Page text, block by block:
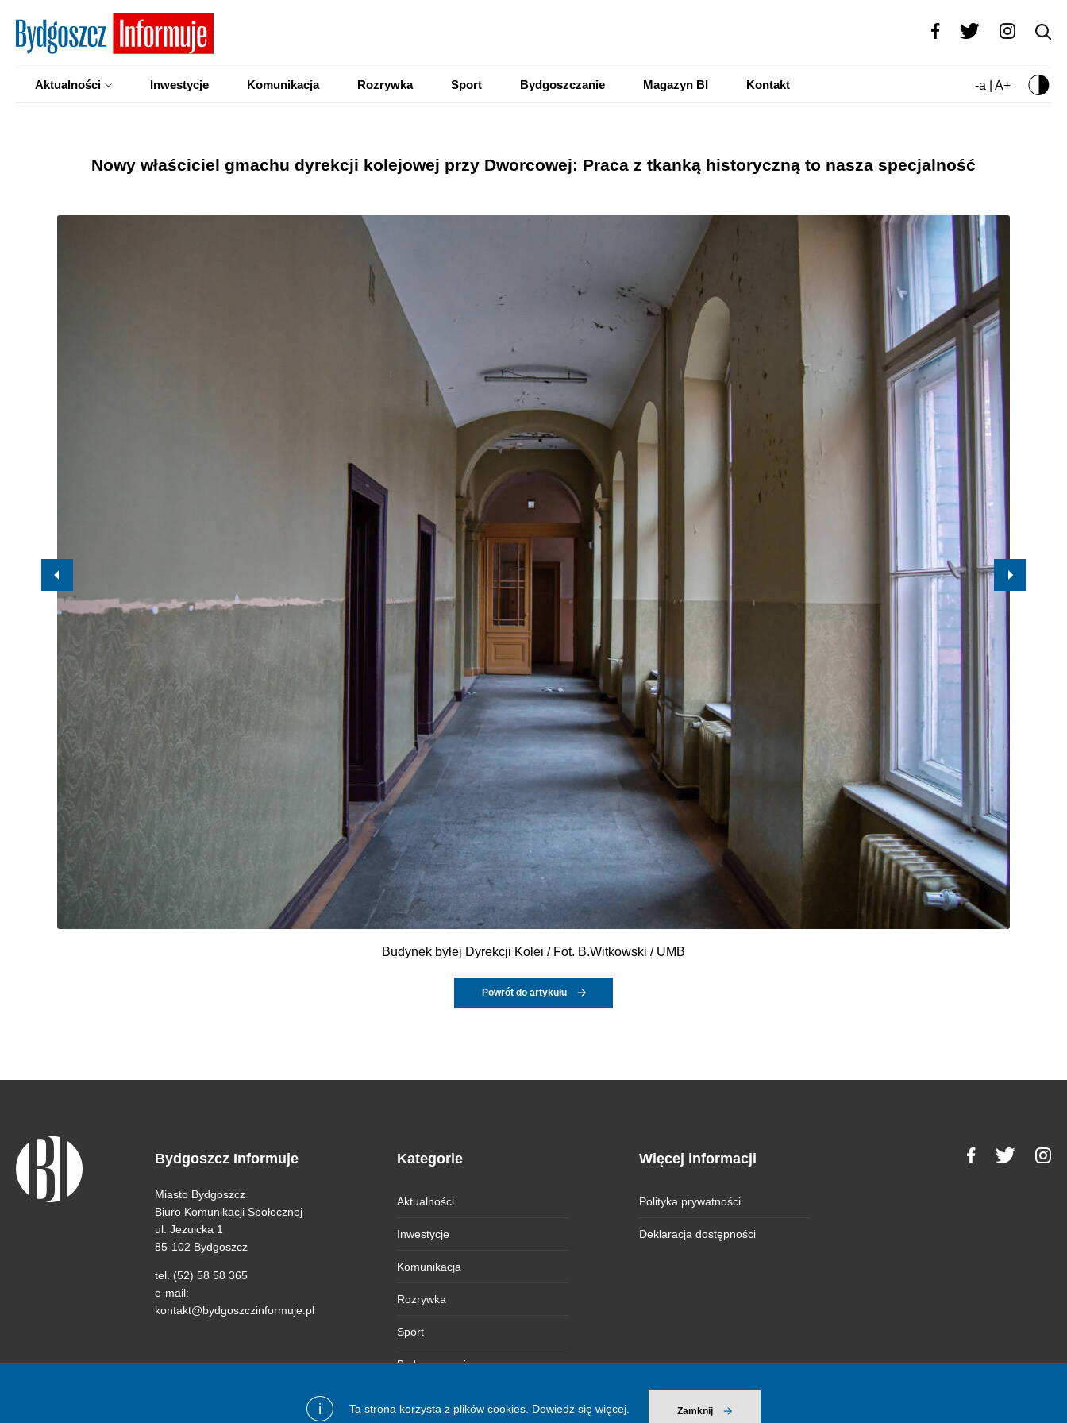
i Ta strona korzysta z plików cookies. Dowiedz się więcej. Zamknij
Aktualności Inwestycje Komunikacja Rozrywka Sport Bydgoszczanie Magazyn BI Kontakt -a | A+
Nowy właściciel gmachu dyrekcji kolejowej przy Dworcowej: Praca z tkanką historyczną to nasza specjalność
Budynek byłej Dyrekcji Kolei / Fot. B.Witkowski / UMB
Powrót do artykułu
Bydgoszcz Informuje
Miasto Bydgoszcz
Biuro Komunikacji Społecznej
ul. Jezuicka 1
85-102 Bydgoszcz
tel. (52) 58 58 365
e-mail:
kontakt@bydgoszczinformuje.pl
Kategorie
Aktualności
Inwestycje
Komunikacja
Rozrywka
Sport
Bydgoszczanie
Więcej informacji
Polityka prywatności
Deklaracja dostępności